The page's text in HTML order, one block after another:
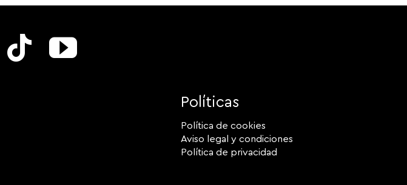
Políticas
Política de cookies
Aviso legal y condiciones
Política de privacidad